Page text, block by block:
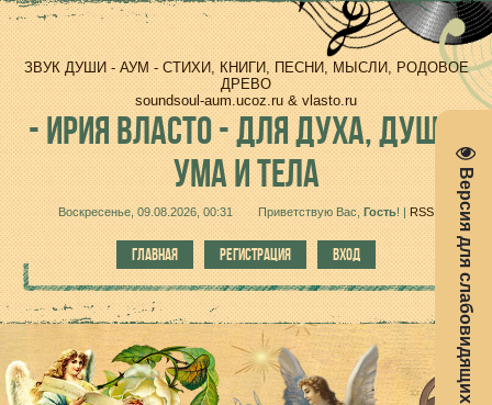
Версия для слабовидящих
ЗВУК ДУШИ - АУМ - СТИХИ, КНИГИ, ПЕСНИ, МЫСЛИ, РОДОВОЕ
ДРЕВО
soundsoul-aum.ucoz.ru & vlasto.ru
-ИРИЯ ВЛАСТО - ДЛЯ ДУХА, ДУШИ,
УМА И ТЕЛА
Воскресенье, 09.08.2026, 00:31 Приветствую Вас Гость! | RSS
ГЛАВНАЯ РЕГИСТРАЦИЯ ВХОД